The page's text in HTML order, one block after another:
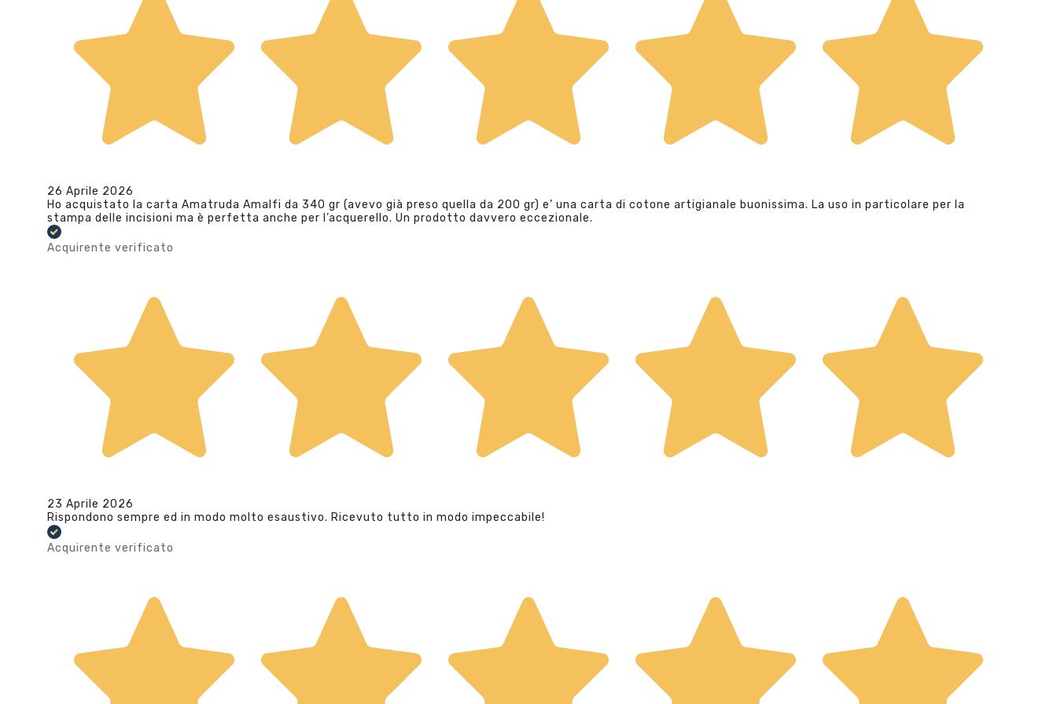
26 Aprile 2026
Ho acquistato la carta Amatruda Amalfi da 340 gr (avevo già preso quella da 200 gr) e’ una carta di cotone artigianale buonissima. La uso in particolare per la
stampa delle incisioni ma è perfetta anche per l’acquerello. Un prodotto davvero eccezionale.
Acquirente verificato
23 Aprile 2026
Rispondono sempre ed in modo molto esaustivo. Ricevuto tutto in modo impeccabile!
Acquirente verificato